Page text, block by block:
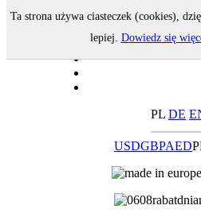
PL DE
USDGBPAED
Ta strona używa ciasteczek (cookies),
lepiej. Dowiedz się